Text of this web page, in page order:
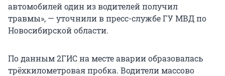
автомобилей один из водителей получил
травмы», — уточнили в пресс-службе ГУ МВД по
Новосибирской области.
По данным 2ГИС на месте аварии образовалась
трёхкилометровая пробка. Водители массово